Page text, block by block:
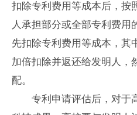
扣除专利费用等成本后，按
人承担部分或全部专利费用
先扣除专利费用等成本，其
加倍扣除并返还给发明人，
配。
专利申请评估后，对于